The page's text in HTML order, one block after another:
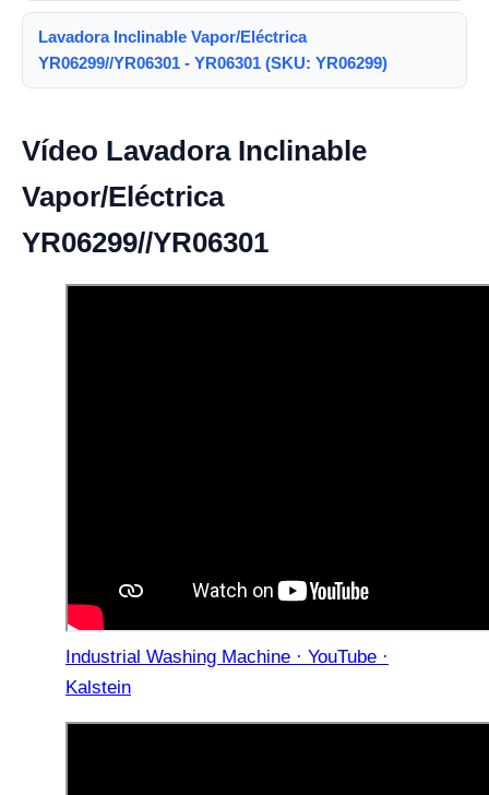
Lavadora Inclinable Vapor/Eléctrica
YR06299//YR06301 - YR06301 (SKU: YR06299)
Vídeo Lavadora Inclinable
Vapor/Eléctrica
YR06299//YR06301
Industrial Washing Machine · YouTube ·
Kalstein